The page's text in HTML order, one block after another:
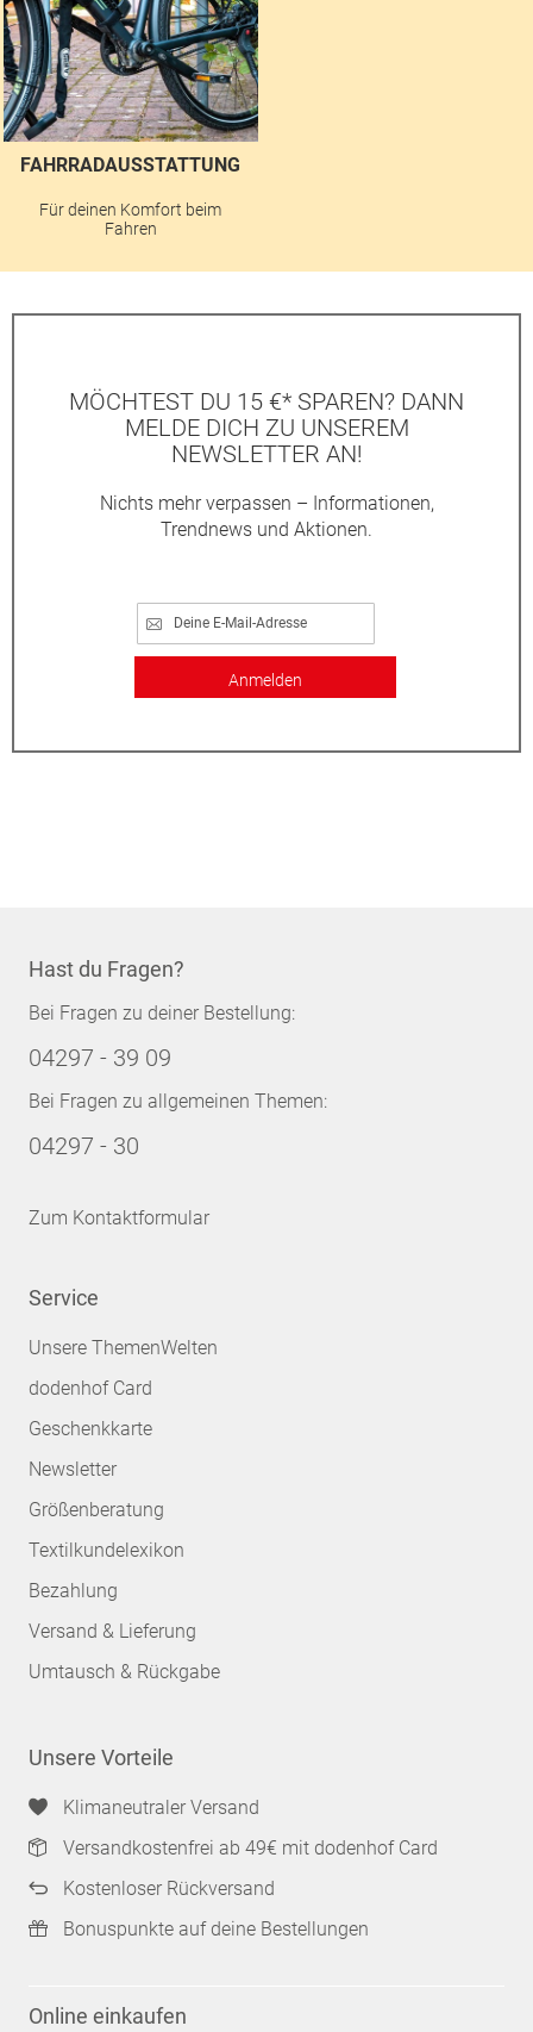
FAHRRADAUSSTATTUNG
Für deinen Komfort beim
Fahren
MÖCHTEST DU 15 €* SPAREN? DANN
MELDE DICH ZU UNSEREM
NEWSLETTER AN!
Nichts mehr verpassen – Informationen,
Trendnews und Aktionen.
Anmelden
Hast du Fragen?
Bei Fragen zu deiner Bestellung:
04297 - 39 09
Bei Fragen zu allgemeinen Themen:
04297 - 30
Zum Kontaktformular
Service
Unsere ThemenWelten
dodenhof Card
Geschenkkarte
Newsletter
Größenberatung
Textilkundelexikon
Bezahlung
Versand & Lieferung
Umtausch & Rückgabe
Unsere Vorteile
Klimaneutraler Versand
Versandkostenfrei ab 49€ mit dodenhof Card
Kostenloser Rückversand
Bonuspunkte auf deine Bestellungen
Online einkaufen